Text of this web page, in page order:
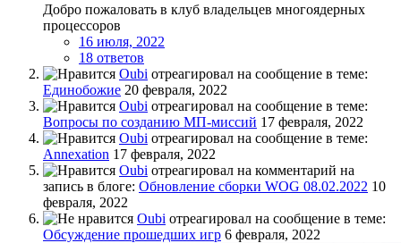
Добро пожаловать в клуб владельцев многоядерных
процессоров
16 июля, 2022
18 ответов
Oubi отреагировал на сообщение в теме:
Единобожие 20 февраля, 2022
Oubi отреагировал на сообщение в теме:
Вопросы по созданию МП-миссий 17 февраля, 2022
Oubi отреагировал на сообщение в теме:
Annexation 17 февраля, 2022
Oubi отреагировал на комментарий на
запись в блоге: Обновление сборки WOG 08.02.2022 10
февраля, 2022
Oubi отреагировал на сообщение в теме:
Обсуждение прошедших игр 6 февраля, 2022